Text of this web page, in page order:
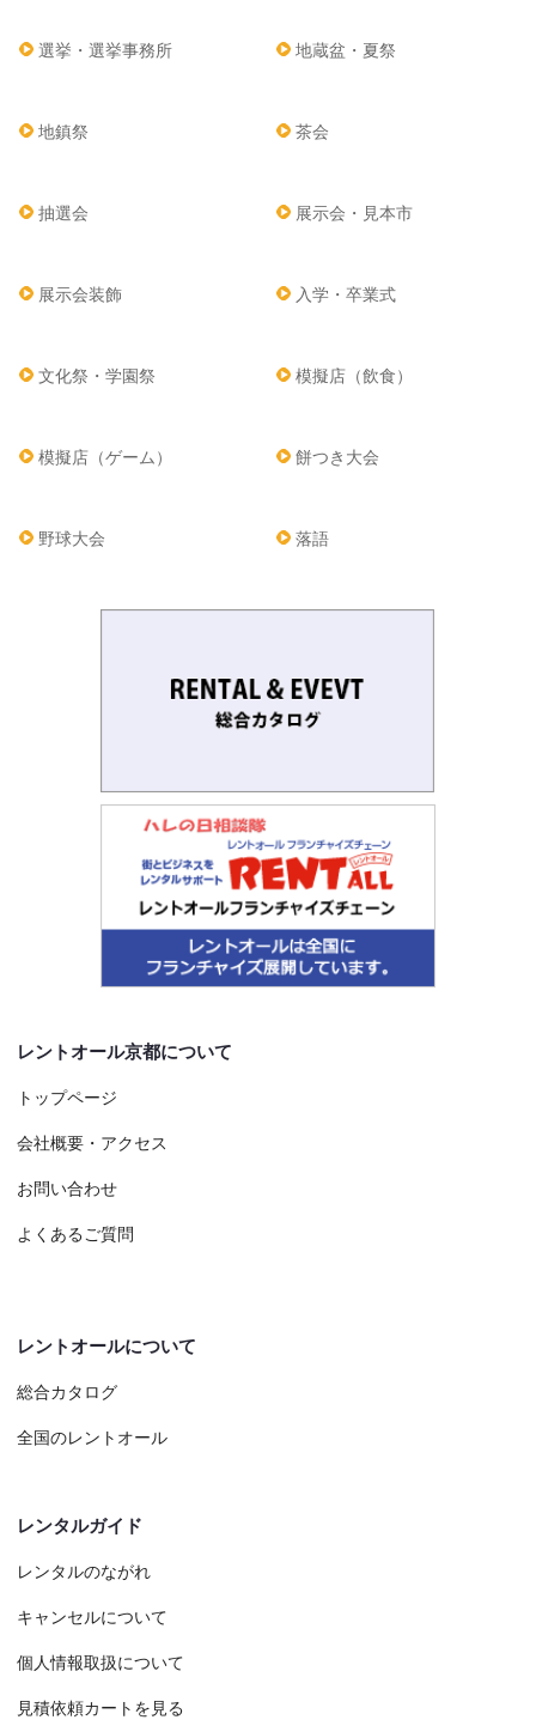
選挙・選挙事務所 地蔵盆・夏祭
地鎮祭 茶会
抽選会 展示会・見本市
展示会装飾 入学・卒業式
文化祭・学園祭 模擬店（飲食）
模擬店（ゲーム） 餅つき大会
野球大会 落語
レントオール京都について
トップページ
会社概要・アクセス
お問い合わせ
よくあるご質問
レントオールについて
総合カタログ
全国のレントオール
レンタルガイド
レンタルのながれ
キャンセルについて
個人情報取扱について
見積依頼カートを見る